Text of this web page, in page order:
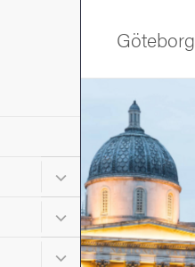
Undermeny för
Undermeny för
Undermeny för